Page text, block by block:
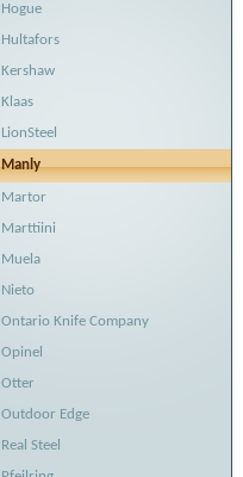
Hogue
Hultafors
Kershaw
Klaas
LionSteel
Manly
Martor
Marttiini
Muela
Nieto
Ontario Knife Company
Opinel
Otter
Outdoor Edge
Real Steel